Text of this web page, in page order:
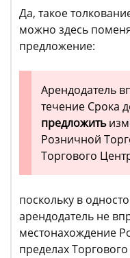
Да, такое
можно здесь
предложение:
Арендодатель
течение Срока
предложить
Розничной
Торгового
поскольку в
арендодатель не
местонахождение
пределах